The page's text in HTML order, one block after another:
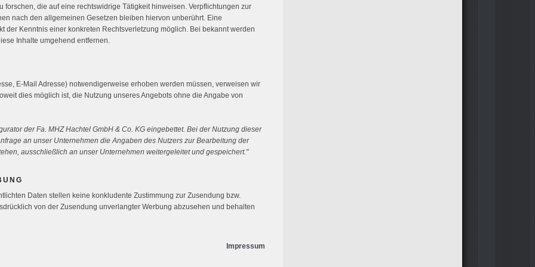
die auf eine rechtswidrige Tätigkeit hinweisen. Verpflichtungen zur
nach den allgemeinen Gesetzen bleiben hiervon unberührt. Eine
der Kenntnis einer konkreten Rechtsverletzung möglich. Bei bekannt werden
Inhalte umgehend entfernen.
E-Mail Adresse) notwendigerweise erhoben werden müssen, verweisen wir
dies möglich ist, die Nutzung unseres Angebots ohne die Angabe von
der Fa. MHZ Hachtel GmbH & Co. KG eingebettet. Bei der Nutzung dieser
an unser Unternehmen die Angaben des Nutzers zur Bearbeitung der
ausschließlich an unser Unternehmen weitergeleitet und gespeichert."
Daten stellen keine konkludente Zustimmung zur Zusendung bzw.
von der Zusendung unverlangter Werbung abzusehen und behalten
Impressum